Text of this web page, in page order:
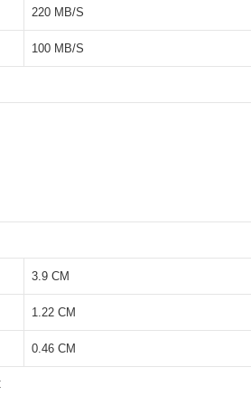
220 MB/S
100 MB/S
3.9 CM
1.22 CM
0.46 CM